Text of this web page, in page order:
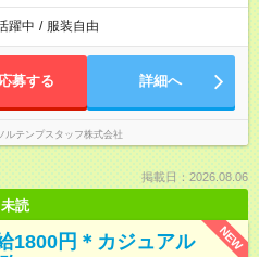
躍中 / 服装自由
応募する 詳細へ
ルテンプスタッフ株式会社
掲載日：2026.08.06
未読
NEW
1800円＊カジュアル